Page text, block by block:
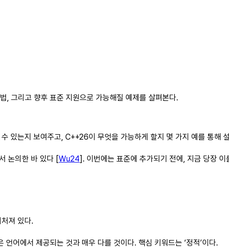
, 그리고 향후 표준 지원으로 가능해질 예제를 살펴본다.
있는지 보여주고, C++26이 무엇을 가능하게 할지 몇 가지 예를 통해
논의한 바 있다 [Wu24]. 이번에는 표준에 추가되기 전에, 지금 당장 이
져 있다.
어에서 제공되는 것과 매우 다를 것이다. 핵심 키워드는 ‘정적’이다.